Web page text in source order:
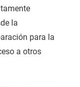
la
para la
a otros